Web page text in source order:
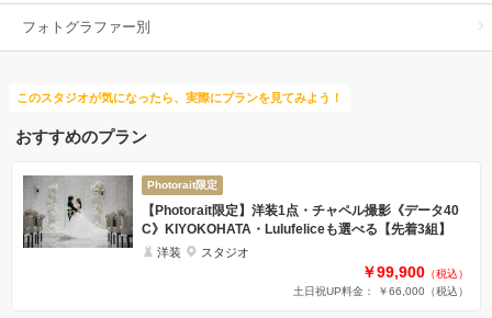
フォトグラファー別
このスタジオが気になったら、実際にプランを見てみよう！
おすすめのプラン
Photorait限定
【Photorait限定】洋装1点・チャペル撮影《データ40
C》KIYOKOHATA・Lulufeliceも選べる【先着3組】
洋装 スタジオ
￥99,900 （税込）
土日祝UP料金： ￥66,000 （税込）